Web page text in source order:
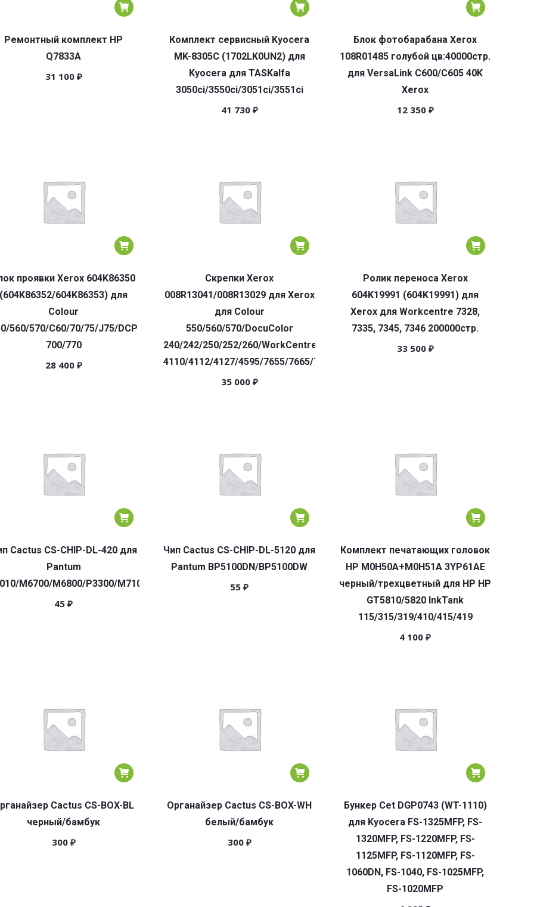
Ремонтный комплект HP
Q7833A
31 100 ₽
Комплект сервисный Kyocera
MK-8305C (1702LK0UN2) для
Kyocera для TASKalfa
3050ci/3550ci/3051ci/3551ci
41 730 ₽
Блок фотобарабана Xerox
108R01485 голубой цв:40000стр.
для VersaLink C600/C605 40K
Xerox
12 350 ₽
проявки Xerox 604K86350
(604K86352/604K86353) для
Colour
560/570/C60/70/75/J75/DCP
700/770
28 400 ₽
Скрепки Xerox
008R13041/008R13029 для Xerox
для Colour
550/560/570/DocuColor
240/242/250/252/260/WorkCentre
4110/4112/4127/4595/7655/7665/7675/7755/7775
35 000 ₽
Ролик переноса Xerox
604K19991 (604K19991) для
Xerox для Workcentre 7328,
7335, 7345, 7346 200000стр.
33 500 ₽
Cactus CS-CHIP-DL-420 для
Pantum
M6700/M6800/P3300/M7100/M7200/P3300
45 ₽
Чип Cactus CS-CHIP-DL-5120 для
Pantum BP5100DN/BP5100DW
55 ₽
Комплект печатающих головок
HP M0H50A+M0H51A 3YP61AE
черный/трехцветный для HP HP
GT5810/5820 InkTank
115/315/319/410/415/419
4 100 ₽
Cactus CS-BOX-BL
черный/бамбук
300 ₽
Органайзер Cactus CS-BOX-WH
белый/бамбук
300 ₽
Бункер Cet DGP0743 (WT-1110)
для Kyocera FS-1325MFP, FS-
1320MFP, FS-1220MFP, FS-
1125MFP, FS-1120MFP, FS-
1060DN, FS-1040, FS-1025MFP,
FS-1020MFP